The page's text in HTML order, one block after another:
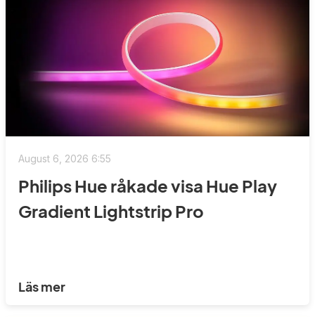
August 6, 2026 6:55
Philips Hue råkade visa Hue Play
Gradient Lightstrip Pro
Läs mer